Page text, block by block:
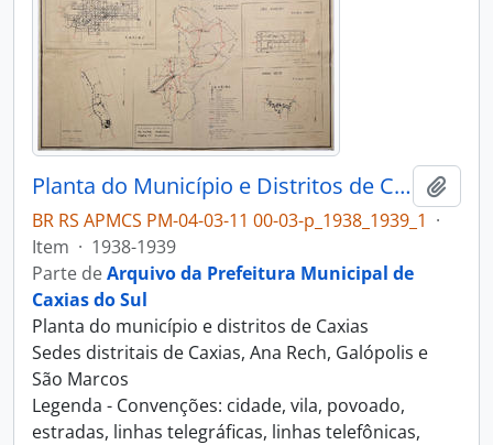
Planta do Município e Distritos de Caxias
BR RS APMCS PM-04-03-11 00-03-p_1938_1939_1 ·
Item · 1938-1939
Parte deArquivo da Prefeitura Municipal de
Caxias do Sul
Planta do município e distritos de Caxias
Sedes distritais de Caxias, Ana Rech, Galópolis e
São Marcos
Legenda - Convenções: cidade, vila, povoado,
estradas, linhas telegráficas, linhas telefônicas,